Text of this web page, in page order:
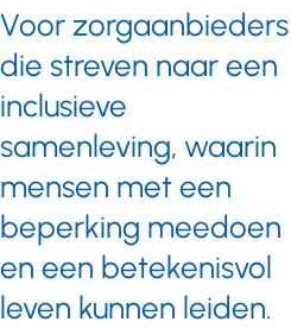
Voor zorgaanbieders
die streven naar een
inclusieve
samenleving, waarin
mensen met een
beperking meedoen
en een betekenisvol
leven kunnen leiden.